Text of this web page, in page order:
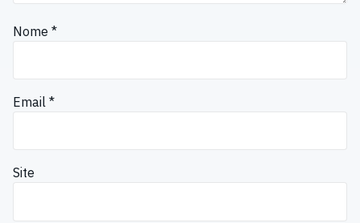
Nome *
Email *
Site